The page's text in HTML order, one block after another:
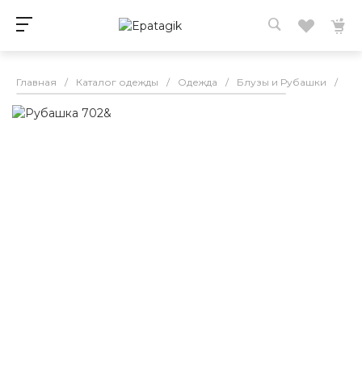
Главная / Каталог одежды / Одежда / Блузы и Рубашки /